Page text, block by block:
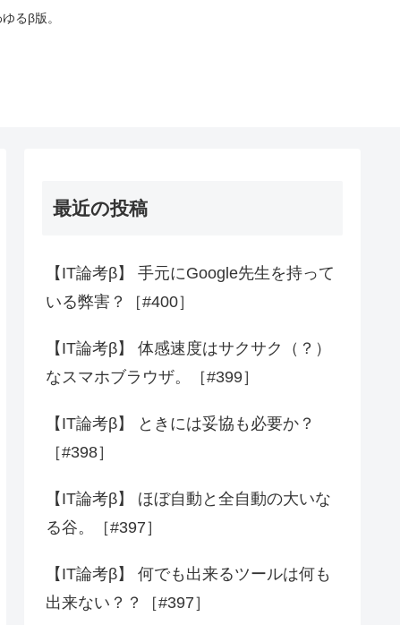
るβ版。
最近の投稿
【IT論考β】 手元にGoogle先生を持って
いる弊害？［#400］
【IT論考β】 体感速度はサクサク（？）
なスマホブラウザ。［#399］
【IT論考β】 ときには妥協も必要か？
［#398］
【IT論考β】 ほぼ自動と全自動の大いな
る谷。［#397］
【IT論考β】 何でも出来るツールは何も
出来ない？？［#397］